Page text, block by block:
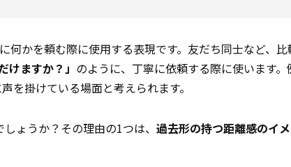
何かを頼む際に使用する表現です。友だち同士など、
ますか？」 のように、丁寧に依頼する際に使います
を掛けている場面と考えられます。
ょうか？その理由の1つは、 過去形の持つ距離感のイ